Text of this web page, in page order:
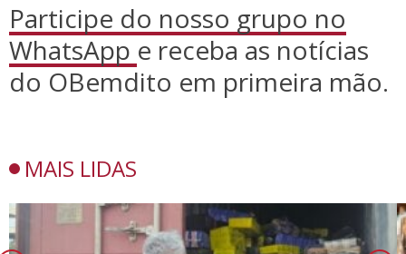
Participe do nosso grupo no
WhatsApp e receba as notícias
do OBemdito em primeira mão.
MAIS LIDAS